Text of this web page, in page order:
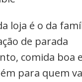
loja é o da
de parada
comida boa e
para quem